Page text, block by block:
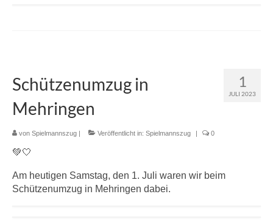
1
JULI 2023
Schützenumzug in
Mehringen
von Spielmannszug Veröffentlicht in: Spielmannszug 0
💚🤍
Am heutigen Samstag, den 1. Juli waren wir beim
Schützenumzug in Mehringen dabei.